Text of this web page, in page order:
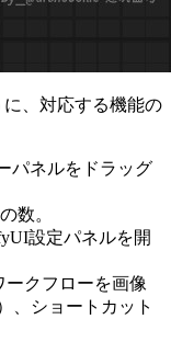
、対応する機能の
パネルをドラッグ
数。
設定パネルを開
ークフローを画像
、ショートカット